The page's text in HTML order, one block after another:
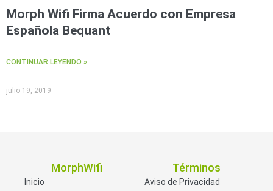
Morph Wifi Firma Acuerdo con Empresa
Española Bequant
CONTINUAR LEYENDO »
julio 19, 2019
MorphWifi
Inicio
Términos
Aviso de Privacidad